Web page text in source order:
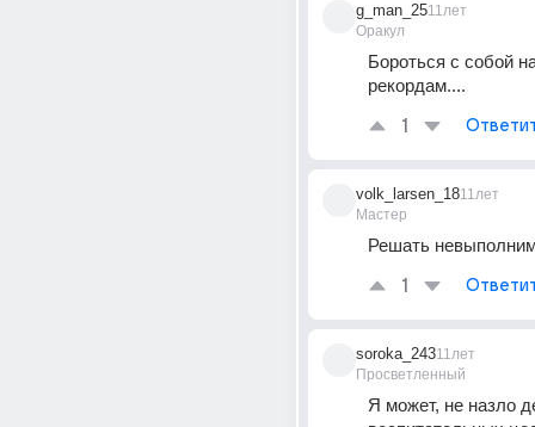
g_man_25
Оракул
11лет
Бороться с собой
рекордам....
1
volk_larsen_18
Мастер
11лет
Решать
1
soroka_243
Просветленный
11лет
Я может, не назло